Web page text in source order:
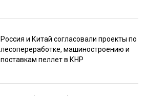
Россия и Китай согласовали проекты по
лесопереработке, машиностроению и
поставкам пеллет в КНР